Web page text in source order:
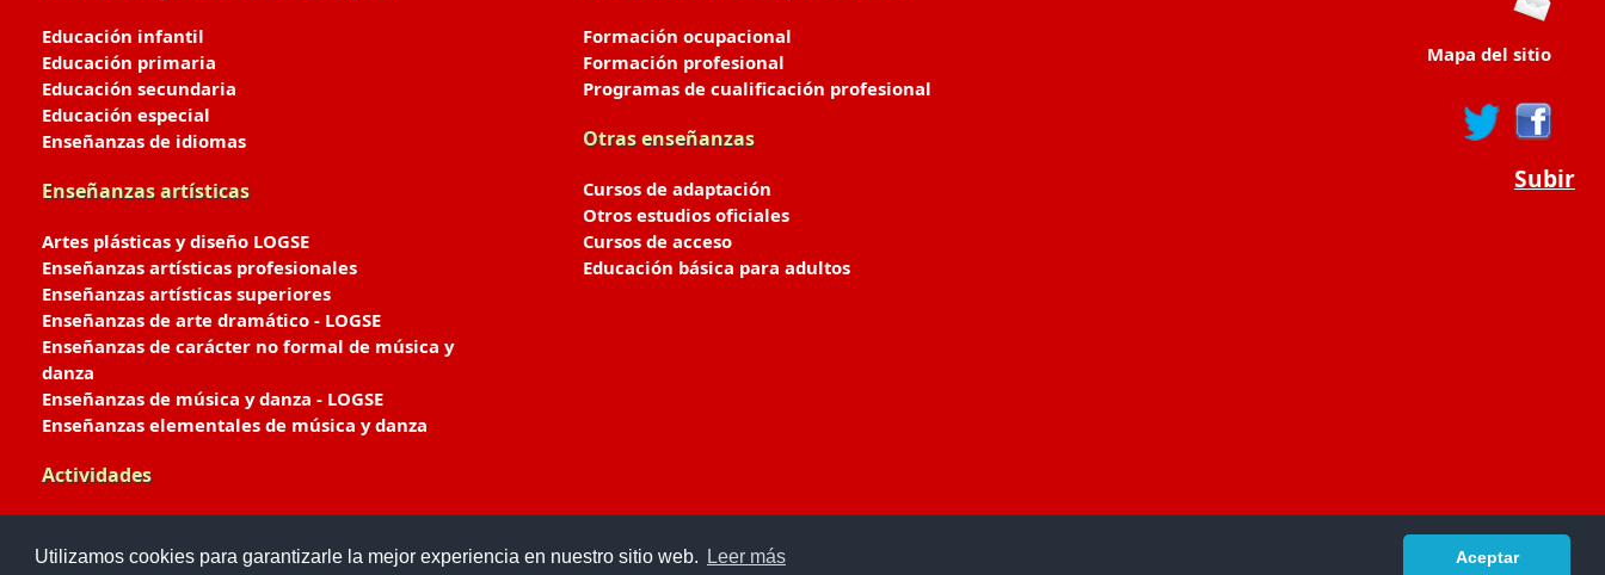
Utilizamos cookies para garantizarle la mejor experiencia en nuestro sitio web. Leer más Aceptar
Educación infantil
Educación primaria
Educación secundaria
Educación especial
Enseñanzas de idiomas
Enseñanzas artísticas
Artes plásticas y diseño LOGSE
Enseñanzas artísticas profesionales
Enseñanzas artísticas superiores
Enseñanzas de arte dramático - LOGSE
Enseñanzas de carácter no formal de música y
danza
Enseñanzas de música y danza - LOGSE
Enseñanzas elementales de música y danza
Actividades
Formación ocupacional
Formación profesional
Programas de cualificación profesional
Otras enseñanzas
Cursos de adaptación
Otros estudios oficiales
Cursos de acceso
Educación básica para adultos
Mapa del sitio
Subir